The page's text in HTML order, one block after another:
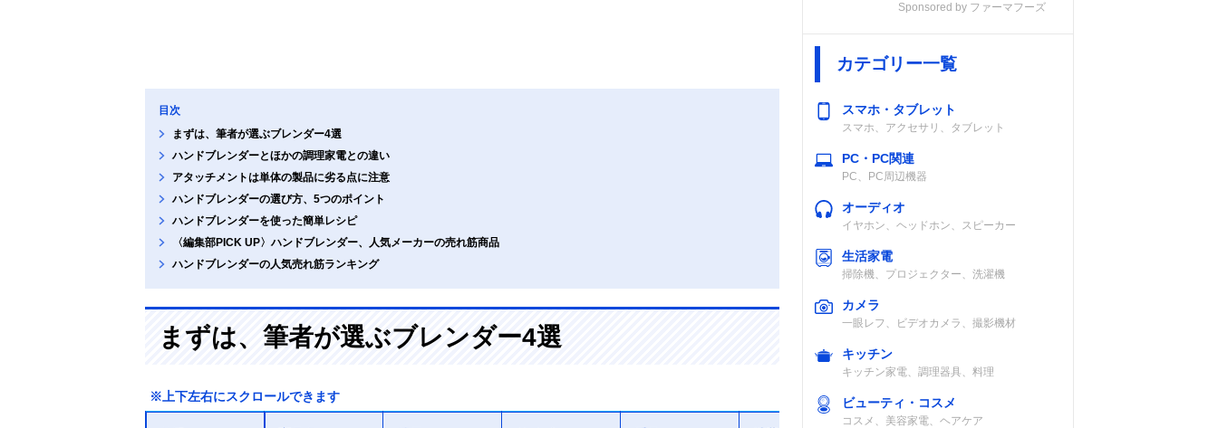
目次
まずは、筆者が選ぶブレンダー4選
ハンドブレンダーとほかの調理家電との違い
アタッチメントは単体の製品に劣る点に注意
ハンドブレンダーの選び方、5つのポイント
ハンドブレンダーを使った簡単レシピ
〈編集部PICK UP〉ハンドブレンダー、人気メーカーの売れ筋商品
ハンドブレンダーの人気売れ筋ランキング
まずは、筆者が選ぶブレンダー4選
※上下左右にスクロールできます
Sponsored by ファーマフーズ
カテゴリー一覧
スマホ・タブレット
スマホ、アクセサリ、タブレット
PC・PC関連
PC、PC周辺機器
オーディオ
イヤホン、ヘッドホン、スピーカー
生活家電
掃除機、プロジェクター、洗濯機
カメラ
一眼レフ、ビデオカメラ、撮影機材
キッチン
キッチン家電、調理器具、料理
ビューティ・コスメ
コスメ、美容家電、ヘアケア